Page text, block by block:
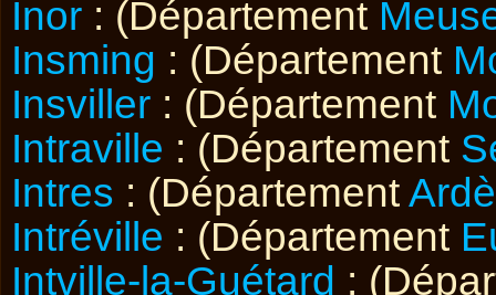
Inor : (Département
Insming : (Département
Insviller : (Département
Intraville : (Département
Intres : (Département
Intréville : (Département
Intville-la-Guétard :